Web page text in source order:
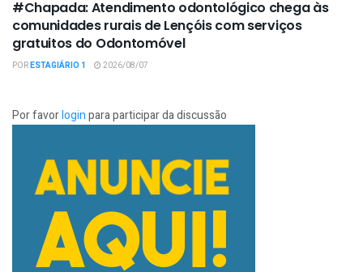
#Chapada: Atendimento odontológico chega às
comunidades rurais de Lençóis com serviços
gratuitos do Odontomóvel
PORESTAGIÁRIO 1 2026/08/07
Por favorloginpara participar da discussão